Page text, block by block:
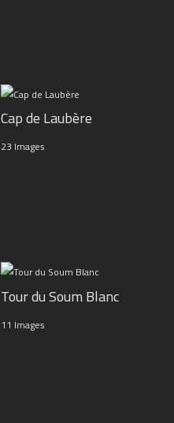
Cap de Laubère
23 Images
Tour du Soum Blanc
11 Images